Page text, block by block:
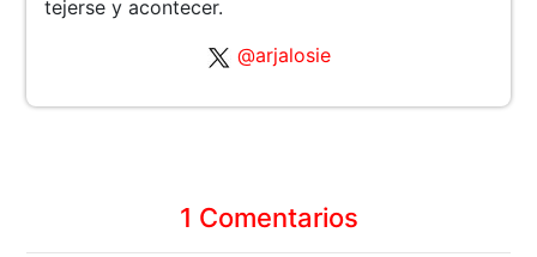
tejerse y acontecer.
@arjalosie
1 Comentarios